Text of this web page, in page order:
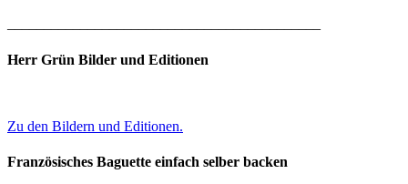
Herr Grün Bilder und Editionen
Zu den Bildern und Editionen.
Französisches Baguette einfach selber backen